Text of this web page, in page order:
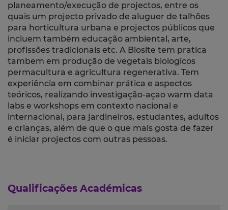
planeamento/execução de projectos, entre os
quais um projecto privado de aluguer de talhões
para horticultura urbana e projectos públicos que
incluem também educação ambiental, arte,
profissões tradicionais etc. A Biosite tem pratica
tambem em produção de vegetais biologicos
permacultura e agricultura regenerativa. Tem
experiência em combinar prática e aspectos
teóricos, realizando investigação-açao warm data
labs e workshops em contexto nacional e
internacional, para jardineiros, estudantes, adultos
e crianças, além de que o que mais gosta de fazer
é iniciar projectos com outras pessoas.
Qualificações Académicas